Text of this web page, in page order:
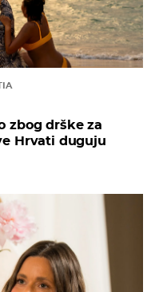
zbog drške za
Hrvati duguju